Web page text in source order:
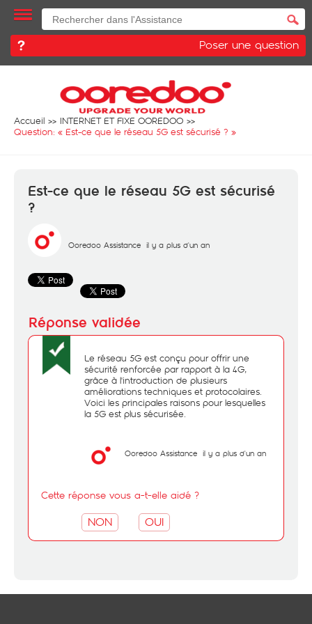
Poser une question
Accueil
INTERNET ET FIXE OOREDOO
Question: « Est-ce que le réseau 5G est sécurisé ? »
Est-ce que le réseau 5G est sécurisé
?
Ooredoo Assistance il y a plus d'un an
Le réseau 5G est conçu pour offrir une
sécurité renforcée par rapport à la 4G,
grâce à l'introduction de plusieurs
améliorations techniques et protocolaires.
Voici les principales raisons pour lesquelles
la 5G est plus sécurisée.
Ooredoo Assistance il y a plus d'un an
Cette réponse vous a-t-elle aidé ?
NON OUI